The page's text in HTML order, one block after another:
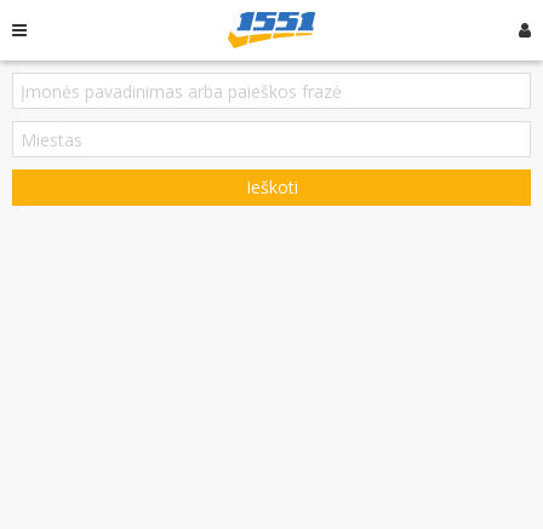
Ieškoti